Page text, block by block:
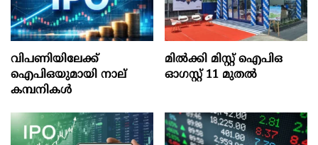
വിപണിയിലേക്ക്
ഐപിഒയുമായി നാല്
കമ്പനികൾ
മില്‍ക്കി മിസ്റ്റ്‌ ഐപിഒ
ഓഗസ്റ്റ്‌ 11 മുതല്‍